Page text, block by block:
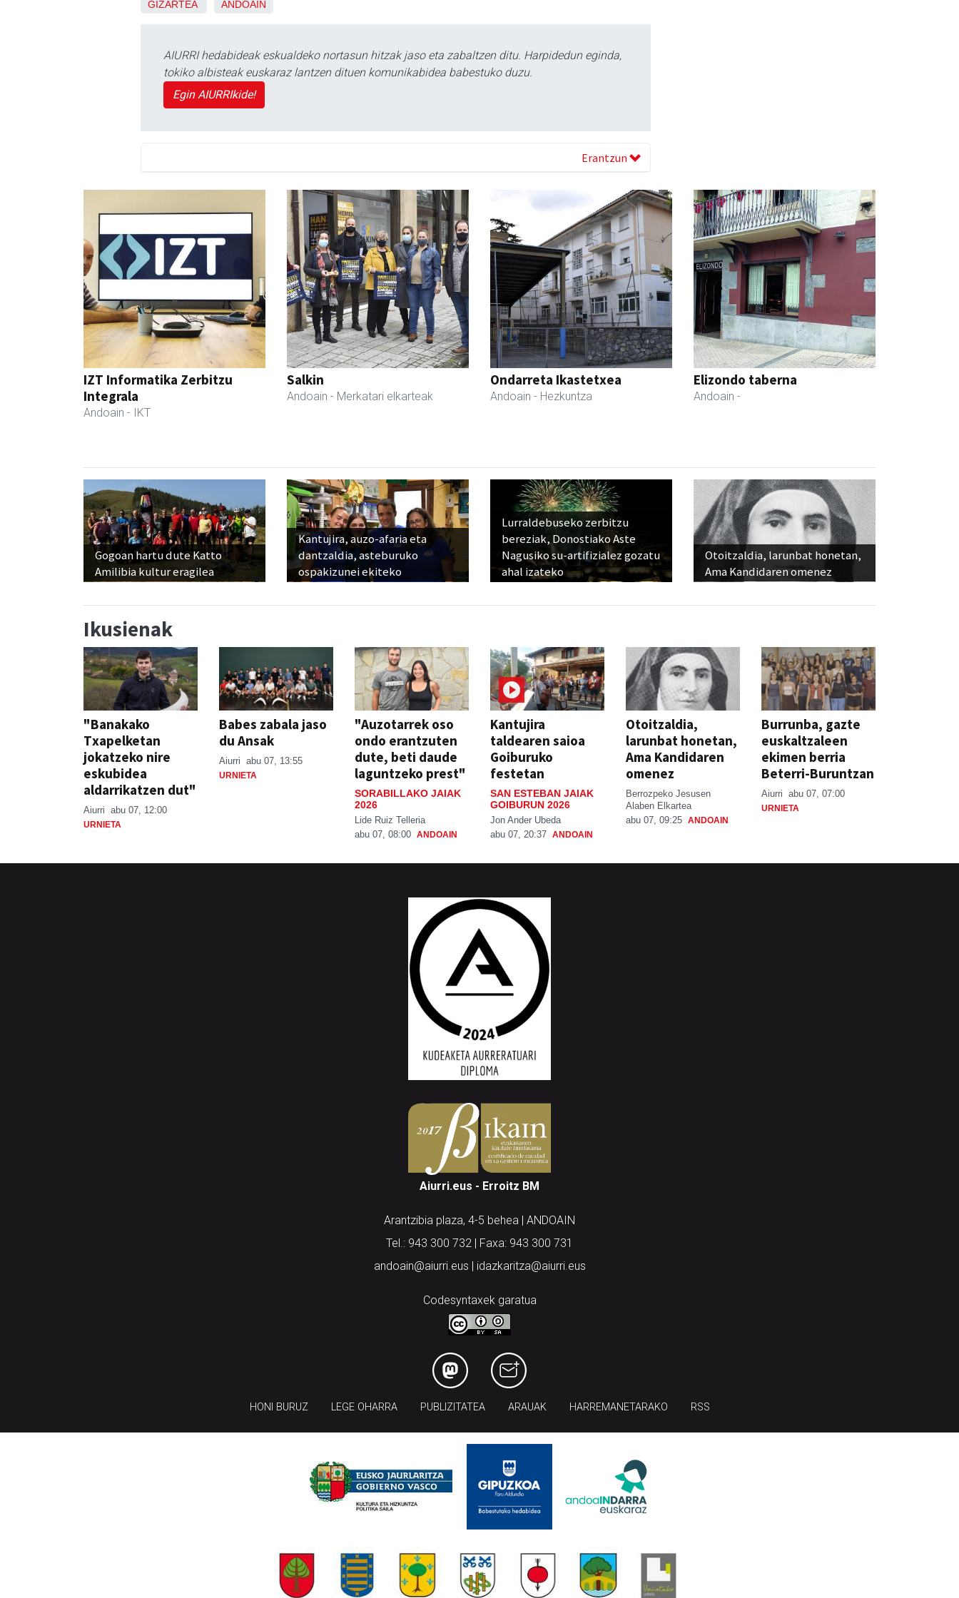
GIZARTEA ANDOAIN
AIURRI hedabideak eskualdeko nortasun hitzak jaso eta zabaltzen ditu. Harpidedun eginda,
tokiko albisteak euskaraz lantzen dituen komunikabidea babestuko duzu.
Egin AIURRIkide!
Erantzun
IZT Informatika Zerbitzu
Integrala
Andoain - IKT
Salkin
Andoain - Merkatari elkarteak
Ondarreta Ikastetxea
Andoain - Hezkuntza
Elizondo taberna
Andoain -
Gogoan hartu dute Katto
Amilibia kultur eragilea
Kantujira, auzo-afaria eta
dantzaldia, asteburuko
ospakizunei ekiteko
Lurraldebuseko zerbitzu
bereziak, Donostiako Aste
Nagusiko su-artifizialez gozatu
ahal izateko
Otoitzaldia, larunbat honetan,
Ama Kandidaren omenez
Ikusienak
"Banakako
Txapelketan
jokatzeko nire
eskubidea
aldarrikatzen dut"
Aiurri abu 07, 12:00
URNIETA
Babes zabala jaso
du Ansak
Aiurri abu 07, 13:55
URNIETA
"Auzotarrek oso
ondo erantzuten
dute, beti daude
laguntzeko prest"
SORABILLAKO JAIAK
2026
Lide Ruiz Telleria
abu 07, 08:00 ANDOAIN
Kantujira
taldearen saioa
Goiburuko
festetan
SAN ESTEBAN JAIAK
GOIBURUN 2026
Jon Ander Ubeda
abu 07, 20:37 ANDOAIN
Otoitzaldia,
larunbat honetan,
Ama Kandidaren
omenez
Berrozpeko Jesusen
Alaben Elkartea
abu 07, 09:25 ANDOAIN
Burrunba, gazte
euskaltzaleen
ekimen berria
Beterri-Buruntzan
Aiurri abu 07, 07:00
URNIETA
Aiurri.eus - Erroitz BM
Arantzibia plaza, 4-5 behea | ANDOAIN
Tel.: 943 300 732 | Faxa: 943 300 731
andoain@aiurri.eus | idazkaritza@aiurri.eus
Codesyntaxek garatua
HONI BURUZ LEGE OHARRA PUBLIZITATEA ARAUAK HARREMANETARAKO RSS